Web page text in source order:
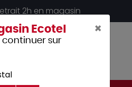
2h en magasin
×
Ecotel
continuer sur